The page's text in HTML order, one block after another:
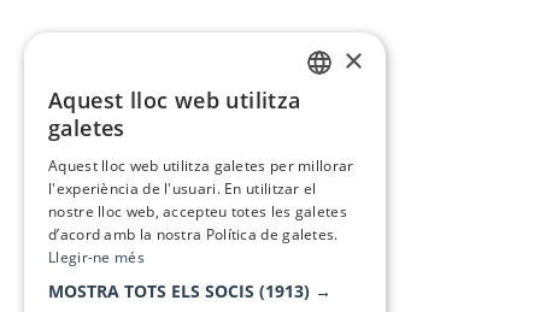
×
Aquest lloc web utilitza
galetes
Aquest lloc web utilitza galetes per millorar
l'experiència de l'usuari. En utilitzar el
nostre lloc web, accepteu totes les galetes
d’acord amb la nostra Política de galetes.
Llegir-ne més
MOSTRA TOTS ELS SOCIS (1913) →